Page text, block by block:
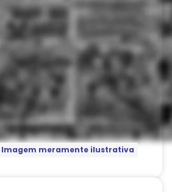
Imagem meramente ilustrativa